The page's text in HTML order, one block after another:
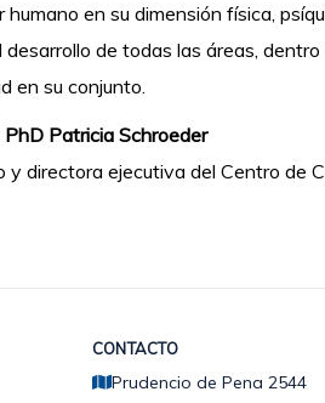
humano en su dimensión física,
desarrollo de todas las áreas,
en su conjunto.
Patricia Schroeder
y directora ejecutiva del Centro de
CONTACTO
Prudencio de Pena 2544